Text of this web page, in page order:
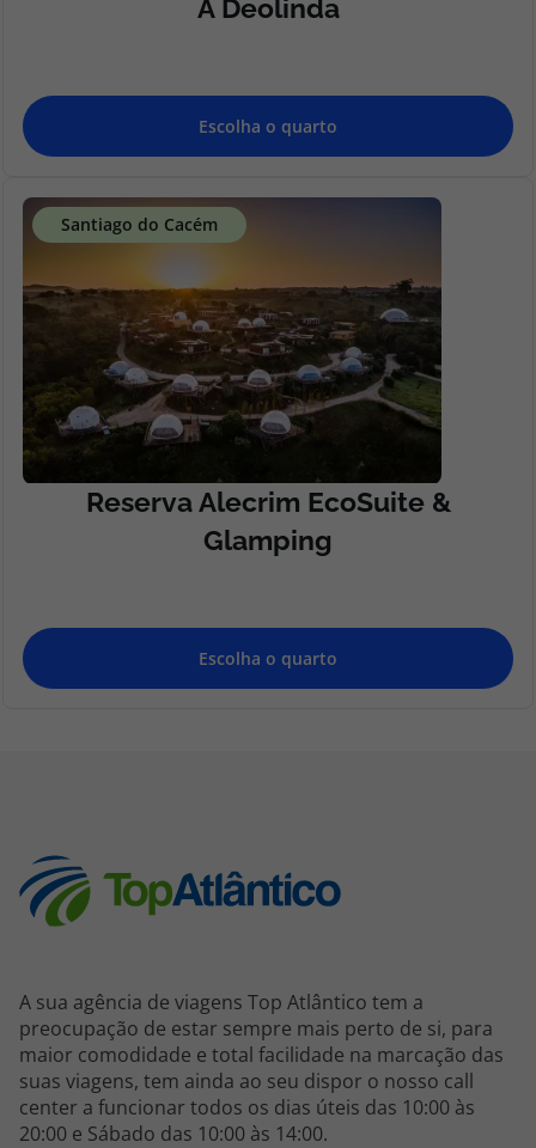
A sua agência de viagens Top Atlântico tem a
preocupação de estar sempre mais perto de si, para
maior comodidade e total facilidade na marcação das
suas viagens, tem ainda ao seu dispor o nosso call
center a funcionar todos os dias úteis das 10:00 às
20:00 e Sábado das 10:00 às 14:00.